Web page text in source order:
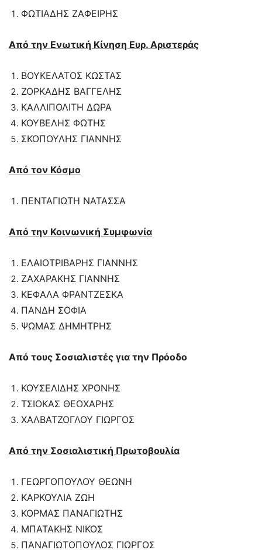
ΦΩΤΙΑΔΗΣ ΖΑΦΕΙΡΗΣ
Από την Ενωτική Κίνηση Ευρ. Αριστεράς
ΒΟΥΚΕΛΑΤΟΣ ΚΩΣΤΑΣ
ΖΟΡΚΑΔΗΣ ΒΑΓΓΕΛΗΣ
ΚΑΛΛΙΠΟΛΙΤΗ ΔΩΡΑ
ΚΟΥΒΕΛΗΣ ΦΩΤΗΣ
ΣΚΟΠΟΥΛΗΣ ΓΙΑΝΝΗΣ
Από τον Κόσμο
ΠΕΝΤΑΓΙΩΤΗ ΝΑΤΑΣΣΑ
Από την Κοινωνική Συμφωνία
ΕΛΑΙΟΤΡΙΒΑΡΗΣ ΓΙΑΝΝΗΣ
ΖΑΧΑΡΑΚΗΣ ΓΙΑΝΝΗΣ
ΚΕΦΑΛΑ ΦΡΑΝΤΖΕΣΚΑ
ΠΑΝΔΗ ΣΟΦΙΑ
ΨΩΜΑΣ ΔΗΜΗΤΡΗΣ
Από τους Σοσιαλιστές για την Πρόοδο
ΚΟΥΣΕΛΙΔΗΣ ΧΡΟΝΗΣ
ΤΣΙΟΚΑΣ ΘΕΟΧΑΡΗΣ
ΧΑΛΒΑΤΖΟΓΛΟΥ ΓΙΩΡΓΟΣ
Από την Σοσιαλιστική Πρωτοβουλία
ΓΕΩΡΓΟΠΟΥΛΟΥ ΘΕΩΝΗ
ΚΑΡΚΟΥΛΙΑ ΖΩΗ
ΚΟΡΜΑΣ ΠΑΝΑΓΙΩΤΗΣ
ΜΠΑΤΑΚΗΣ ΝΙΚΟΣ
ΠΑΝΑΓΙΩΤΟΠΟΥΛΟΣ ΓΙΩΡΓΟΣ